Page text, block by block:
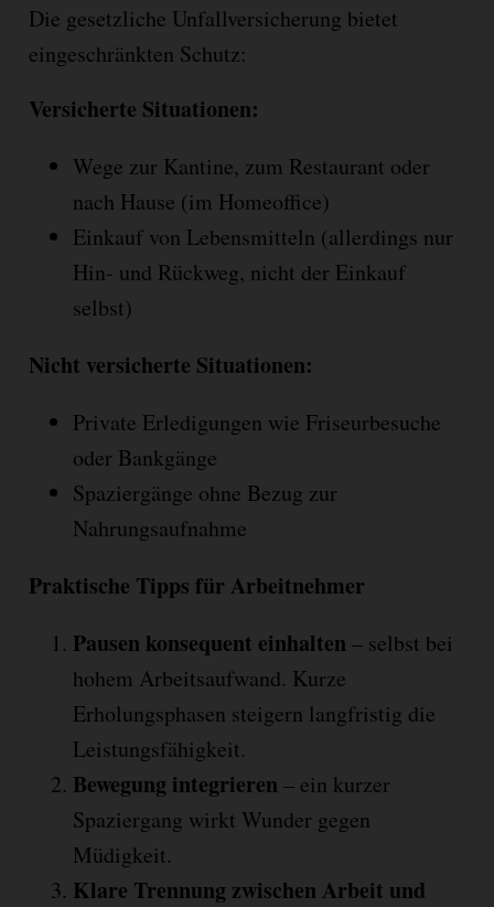
Die gesetzliche Unfallversicherung bietet
eingeschränkten Schutz:
Versicherte Situationen:
Wege zur Kantine, zum Restaurant oder
nach Hause (im Homeoffice)
Einkauf von Lebensmitteln (allerdings nur
Hin- und Rückweg, nicht der Einkauf
selbst)
Nicht versicherte Situationen:
Private Erledigungen wie Friseurbesuche
oder Bankgänge
Spaziergänge ohne Bezug zur
Nahrungsaufnahme
Praktische Tipps für Arbeitnehmer
Pausen konsequent einhalten – selbst bei
hohem Arbeitsaufwand. Kurze
Erholungsphasen steigern langfristig die
Leistungsfähigkeit.
Bewegung integrieren – ein kurzer
Spaziergang wirkt Wunder gegen
Müdigkeit.
Klare Trennung zwischen Arbeit und